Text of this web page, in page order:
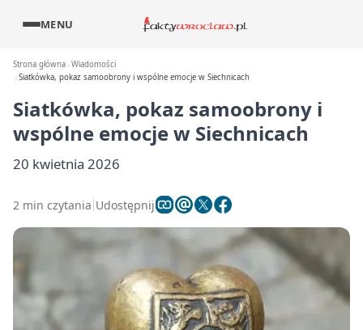
MENU
Strona główna Wiadomości
Siatkówka, pokaz samoobrony i wspólne emocje w Siechnicach
Siatkówka, pokaz samoobrony i
wspólne emocje w Siechnicach
20 kwietnia 2026
2 min czytania Udostępnij